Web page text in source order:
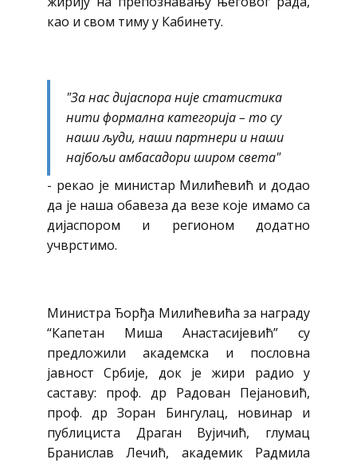
као и свом тиму у Кабинету.
"За нас дијаспора није статистика
нити формална категорија – то су
наши људи, наши партнери и наши
најбољи амбасадори широм света"
- рекао је министар Милићевић и додао
да је наша обавеза да везе које имамо са
дијаспором и регионом додатно
учврстимо.
Министра Ђорђа Милићевића за награду
“Капетан Миша Анастасијевић” су
предложили академска и пословна
јавност Србије, док је жири радио у
саставу: проф. др Радован Пејановић,
проф. др Зоран Бингулац, новинар и
публициста Драган Вујичић, глумац
Бранислав Лечић, академик Радмила